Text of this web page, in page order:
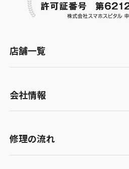
店舗一覧
北海道・東北
スマホスピタル大丸札幌
関東
スマホスピタル宇都宮
北陸・甲信越
会社情報
会社概要
修理の流れ